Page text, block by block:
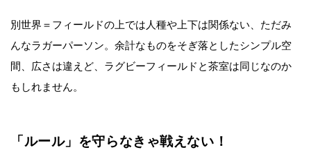
別世界＝フィールドの上では人種や上下は関係ない、ただみ
んなラガーパーソン。余計なものをそぎ落としたシンプル空
間、広さは違えど、ラグビーフィールドと茶室は同じなのか
もしれません。
「ルール」を守らなきゃ戦えない！